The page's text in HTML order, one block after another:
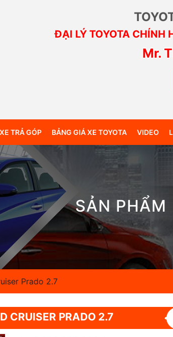
ĐẠI LÝ TOYOTA CHÍNH
Mr.
TRẢ GÓP BẢNG GIÁ XE TOYOTA VIDEO
SẢN PHẨM
Prado 2.7
CRUISER PRADO 2.7